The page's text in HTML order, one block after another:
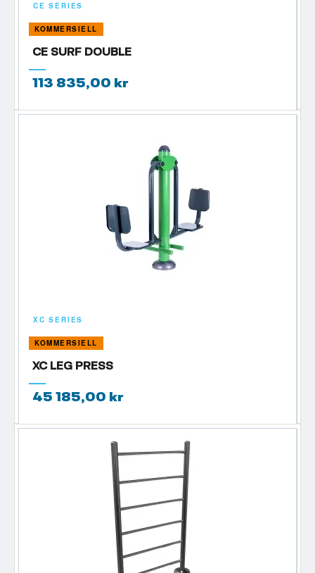
CE SERIES
KOMMERSIELL
CE SURF DOUBLE
113 835,00 kr
XC SERIES
KOMMERSIELL
XC LEG PRESS
45 185,00 kr